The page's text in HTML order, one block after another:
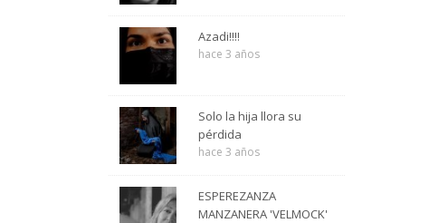
Azadi!!!!
hace 3 años
Solo la hija llora su
pérdida
hace 3 años
ESPEREZANZA
MANZANERA 'VELMOCK'